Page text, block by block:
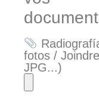
fotos /
JPG...)